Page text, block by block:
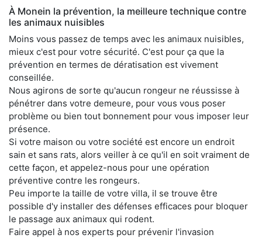
À Monein la prévention, la meilleure technique contre
les animaux nuisibles
Moins vous passez de temps avec les animaux nuisibles,
mieux c'est pour votre sécurité. C'est pour ça que la
prévention en termes de dératisation est vivement
conseillée.
Nous agirons de sorte qu'aucun rongeur ne réussisse à
pénétrer dans votre demeure, pour vous vous poser
problème ou bien tout bonnement pour vous imposer leur
présence.
Si votre maison ou votre société est encore un endroit
sain et sans rats, alors veiller à ce qu'il en soit vraiment de
cette façon, et appelez-nous pour une opération
préventive contre les rongeurs.
Peu importe la taille de votre villa, il se trouve être
possible d'y installer des défenses efficaces pour bloquer
le passage aux animaux qui rodent.
Faire appel à nos experts pour prévenir l'invasion